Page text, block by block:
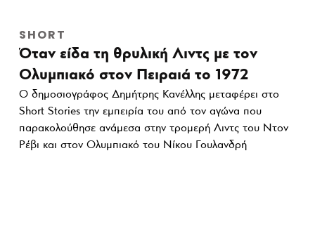
SHORT
Όταν είδα τη θρυλική Λιντς με τον
Ολυμπιακό στον Πειραιά το 1972
Ο δημοσιογράφος Δημήτρης Κανέλλης μεταφέρει στο
Short Stories την εμπειρία του από τον αγώνα που
παρακολούθησε ανάμεσα στην τρομερή Λιντς του Ντον
Ρέβι και στον Ολυμπιακό του Νίκου Γουλανδρή